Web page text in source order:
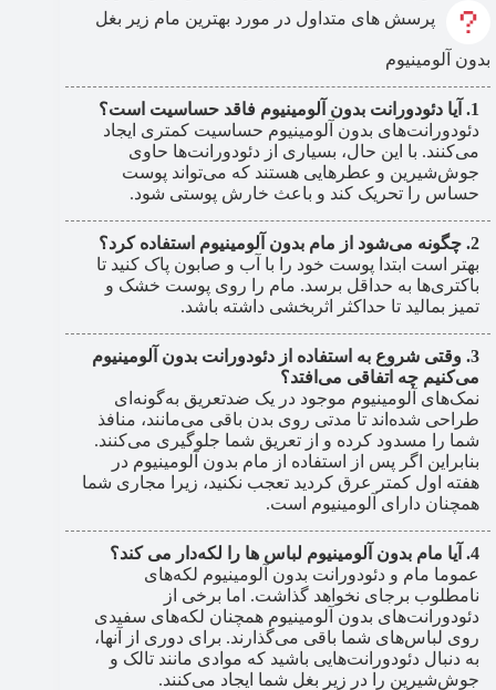
پرسش های متداول در مورد بهترین مام زیر بغل
بدون آلومینیوم
آیا دئودورانت بدون آلومینیوم فاقد حساسیت است؟
دئودورانت‌های بدون آلومینیوم حساسیت کمتری ایجاد
می‌کنند. با این حال، بسیاری از دئودورانت‌ها حاوی
جوش‌شیرین و عطرهایی هستند که می‌تواند پوست
حساس را تحریک کند و باعث خارش پوستی شود.
چگونه می‌شود از مام بدون آلومینیوم استفاده کرد؟
بهتر است ابتدا پوست خود را با آب و صابون پاک کنید تا
باکتری‌ها به حداقل برسد. مام را روی پوست خشک و
تمیز بمالید تا حداکثر اثربخشی داشته باشد.
وقتی شروع به استفاده از دئودورانت بدون آلومینیوم
می‌کنیم چه اتفاقی می‌افتد؟
نمک‌های آلومینیوم موجود در یک ضدتعریق به‌گونه‌ای
طراحی شده‌اند تا مدتی روی بدن باقی می‌مانند، منافذ
شما را مسدود کرده و از تعریق شما جلوگیری می‌کنند.
بنابراین اگر پس از استفاده از مام بدون آلومینیوم در
هفته اول کمتر عرق کردید تعجب نکنید، زیرا مجاری شما
همچنان دارای آلومینیوم است.
آیا مام بدون آلومینیوم لباس ها را لکه‌دار می کند؟
عموما مام و دئودورانت بدون آلومینیوم لکه‌های
نامطلوب برجای نخواهد گذاشت. اما برخی از
دئودورانت‌های بدون آلومینیوم همچنان لکه‌های سفیدی
روی لباس‌های شما باقی می‌گذارند. برای دوری از آنها،
به دنبال دئودورانت‌هایی باشید که موادی مانند تالک و
جوش‌شیرین را در زیر بغل شما ایجاد می‌کنند.